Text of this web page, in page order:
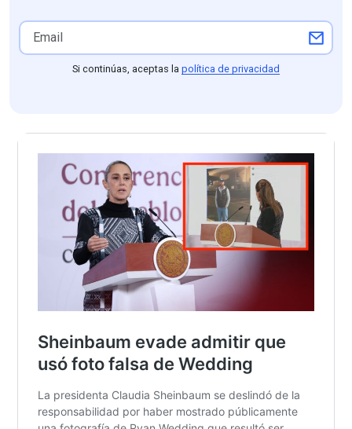
Si continúas, aceptas la política de privacidad